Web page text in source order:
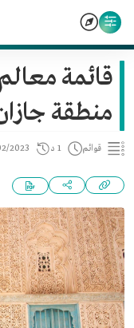
قائمة
منطقة
قوائم 1 د 2023